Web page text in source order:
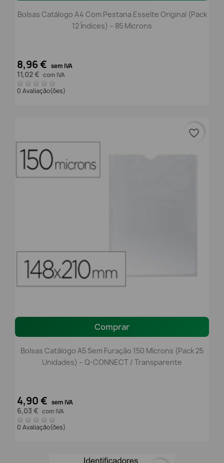
Bolsas Catálogo A4 Com Pestana Esselte Original (Pack
12 Índices) – 85 Microns
8,96 € sem IVA
11,02 € com IVA
0 Avaliação(ões)
Comprar
Bolsas Catálogo A5 Sem Furação 150 Mícrons (Pack 25
Unidades) – Q-CONNECT / Transparente
4,90 € sem IVA
6,03 € com IVA
0 Avaliação(ões)
favorite_border